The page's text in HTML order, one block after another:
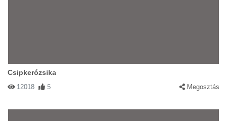
Csipkerózsika
12018 5 Megosztás